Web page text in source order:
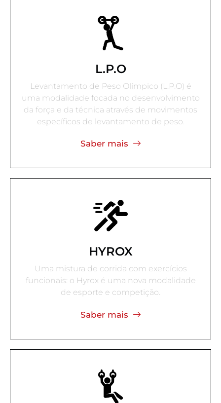
L.P.O
Levantamento de Peso Olímpico (L.P.O) é
uma modalidade focada no desenvolvimento
da força e da técnica através de movimentos
específicos de levantamento de peso.
Saber mais
HYROX
Uma mistura de corrida com exercícios
funcionais: o Hyrox é uma nova modalidade
de esporte e competição.
Saber mais